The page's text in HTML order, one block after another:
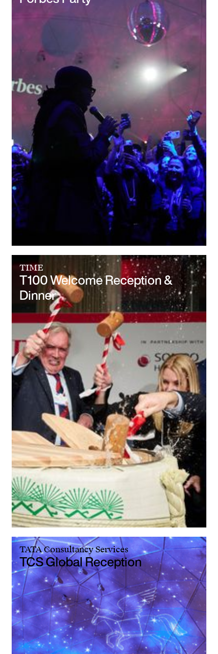
TIME
T100 Welcome Reception &
Dinner
TATA Consultancy Services
TCS Global Reception